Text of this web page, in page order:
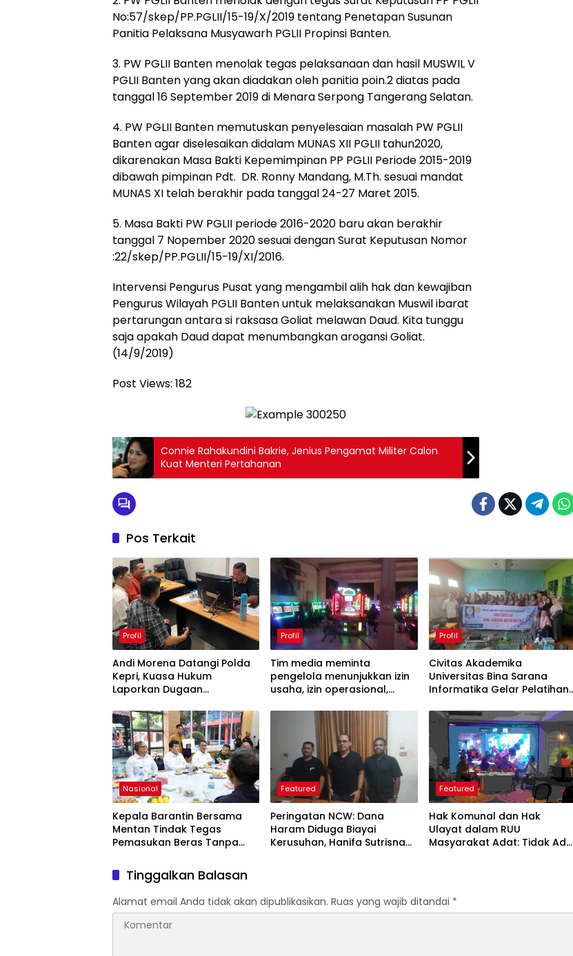
No:57/skep/PP.PGLII/15-19/X/2019 tentang Penetapan Susunan
Panitia Pelaksana Musyawarh PGLII Propinsi Banten.
3. PW PGLII Banten menolak tegas pelaksanaan dan hasil MUSWIL V
PGLII Banten yang akan diadakan oleh panitia poin.2 diatas pada
tanggal 16 September 2019 di Menara Serpong Tangerang Selatan.
4. PW PGLII Banten memutuskan penyelesaian masalah PW PGLII
Banten agar diselesaikan didalam MUNAS XII PGLII tahun2020,
dikarenakan Masa Bakti Kepemimpinan PP PGLII Periode 2015-2019
dibawah pimpinan Pdt. DR. Ronny Mandang, M.Th. sesuai mandat
MUNAS XI telah berakhir pada tanggal 24-27 Maret 2015.
5. Masa Bakti PW PGLII periode 2016-2020 baru akan berakhir
tanggal 7 Nopember 2020 sesuai dengan Surat Keputusan Nomor
:22/skep/PP.PGLII/15-19/XI/2016.
Intervensi Pengurus Pusat yang mengambil alih hak dan kewajiban
Pengurus Wilayah PGLII Banten untuk melaksanakan Muswil ibarat
pertarungan antara si raksasa Goliat melawan Daud. Kita tunggu
saja apakah Daud dapat menumbangkan arogansi Goliat.
(14/9/2019)
Post Views: 182
Connie Rahakundini Bakrie, Jenius Pengamat Militer Calon
Kuat Menteri Pertahanan
Pos Terkait
Profil
Andi Morena Datangi Polda
Kepri, Kuasa Hukum
Laporkan Dugaan
Profil
Tim media meminta
pengelola menunjukkan izin
usaha, izin operasional,
perpajakan, namun hingga
kini belum ada penjelasan
Profil
Civitas Akademika
Universitas Bina Sarana
Informatika Gelar Pelatihan
Peningkatan Keterampilan
Literasi Digital Melalui
Pemanfaatan Artificial
Intelligence pada RA Nurul
Amin.
Nasional
Kepala Barantin Bersama
Mentan Tindak Tegas
Pemasukan Beras Tanpa
Featured
Peringatan NCW: Dana
Haram Diduga Biayai
Kerusuhan, Hanifa Sutrisna
Featured
Hak Komunal dan Hak
Ulayat dalam RUU
Masyarakat Adat: Tidak Ada
Tinggalkan Balasan
Alamat email Anda tidak akan dipublikasikan. Ruas yang wajib ditandai *